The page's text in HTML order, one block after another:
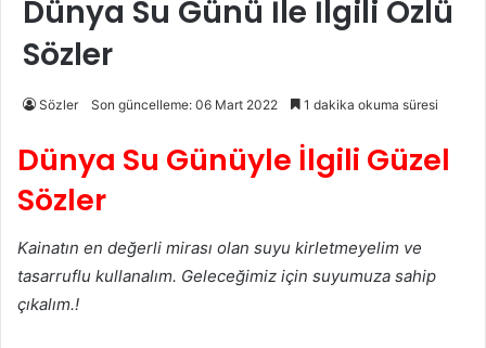
Dünya Su Günü İle İlgili Özlü
Sözler
Sözler Son güncelleme: 06 Mart 2022 1 dakika okuma süresi
Dünya Su Günüyle İlgili Güzel
Sözler
Kainatın en değerli mirası olan suyu kirletmeyelim ve
tasarruflu kullanalım. Geleceğimiz için suyumuza sahip
çıkalım.!